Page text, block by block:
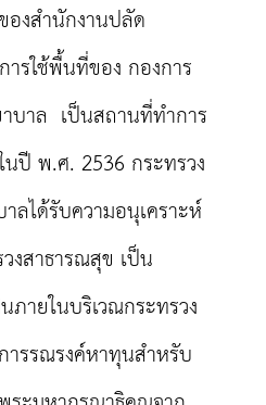
องสำนักงานปลัด
ารใช้พื้นที่ของ กองการ
บาล เป็นสถานที่ทำการ
ปี พ.ศ. 2536 กระทรวง
ลได้รับความอนุเคราะห์
งสาธารณสุข เป็น
ายในบริเวณกระทรวง
ารรณรงค์หาทุนสำหรับ